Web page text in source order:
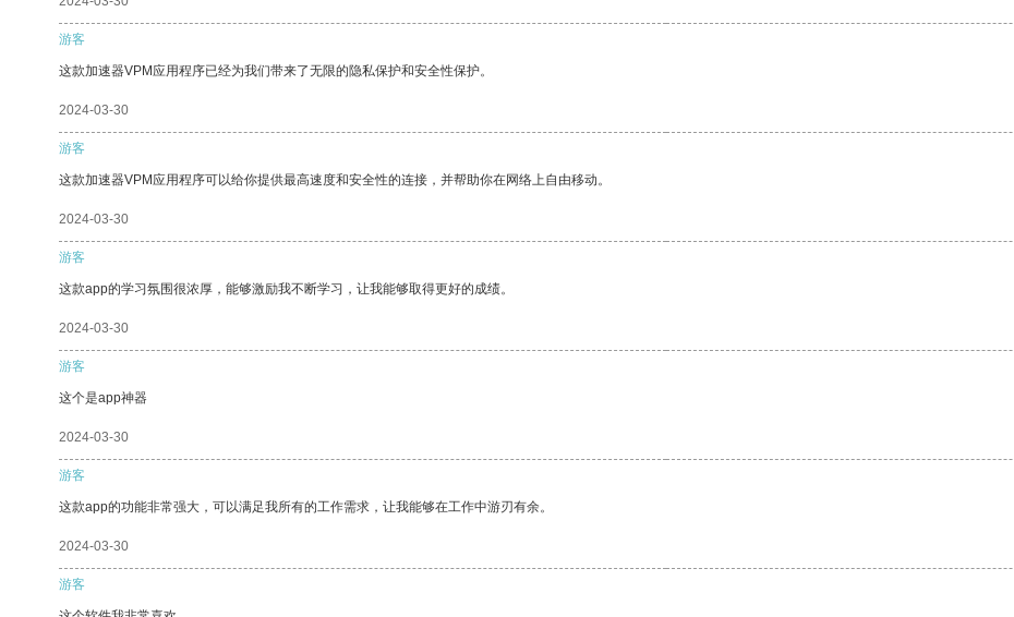
游客
这款加速器VPM应用程序已经为我们带来了无限的隐私保护和安全性保护。
2024-03-30
游客
这款加速器VPM应用程序可以给你提供最高速度和安全性的连接，并帮助你在网络上自由移动。
2024-03-30
游客
这款app的学习氛围很浓厚，能够激励我不断学习，让我能够取得更好的成绩。
2024-03-30
游客
这个是app神器
2024-03-30
游客
这款app的功能非常强大，可以满足我所有的工作需求，让我能够在工作中游刃有余。
2024-03-30
游客